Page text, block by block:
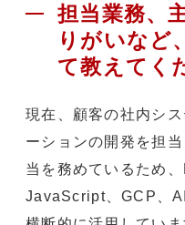
担当業務、
りがいなど
て教えてく
現在、顧客の社内シ
ーションの開発を担
当を務めているため
JavaScript、GCP、